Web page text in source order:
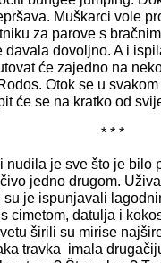
Muškarci vole
za parove s
davala dovoljno. A i
će zajedno na
Otok se u
će se na kratko od
* * *
nudila je sve što je bilo
jedno drugom.
je ispunjavali
cimetom, datulja i
širili su mirise
travka imala